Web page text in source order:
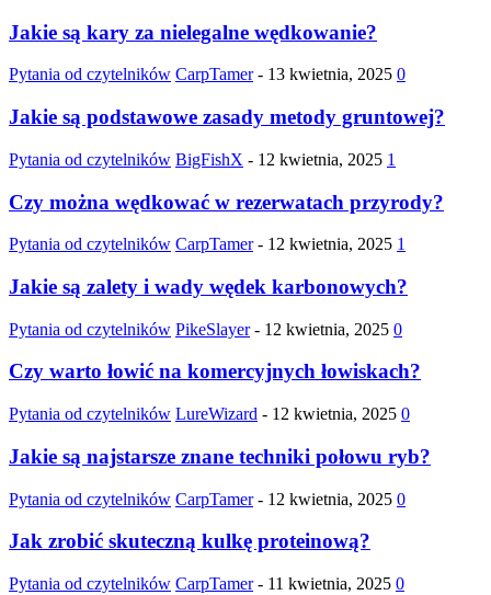
Jakie są kary za nielegalne wędkowanie?
Pytania od czytelników CarpTamer - 13 kwietnia, 2025 0
Jakie są podstawowe zasady metody gruntowej?
Pytania od czytelników BigFishX - 12 kwietnia, 2025 1
Czy można wędkować w rezerwatach przyrody?
Pytania od czytelników CarpTamer - 12 kwietnia, 2025 1
Jakie są zalety i wady wędek karbonowych?
Pytania od czytelników PikeSlayer - 12 kwietnia, 2025 0
Czy warto łowić na komercyjnych łowiskach?
Pytania od czytelników LureWizard - 12 kwietnia, 2025 0
Jakie są najstarsze znane techniki połowu ryb?
Pytania od czytelników CarpTamer - 12 kwietnia, 2025 0
Jak zrobić skuteczną kulkę proteinową?
Pytania od czytelników CarpTamer - 11 kwietnia, 2025 0